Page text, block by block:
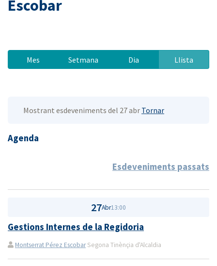
Escobar
Mes Setmana Dia Llista
Mostrant esdeveniments del 27 abr Tornar
Agenda
Esdeveniments passats
27Abr13:00
Gestions Internes de la Regidoria
Montserrat Pérez EscobarSegona Tinènçia d'Alcaldia